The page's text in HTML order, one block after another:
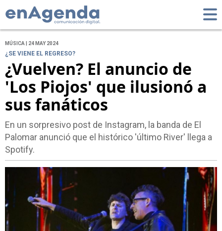
MÚSICA | 24 MAY 2024
¿SE VIENE EL REGRESO?
¿Vuelven? El anuncio de
'Los Piojos' que ilusionó a
sus fanáticos
En un sorpresivo post de Instagram, la banda de El
Palomar anunció que el histórico 'último River' llega a
Spotify.